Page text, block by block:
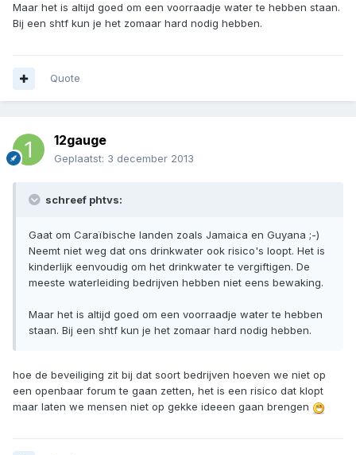
Maar het is altijd goed om een voorraadje water te hebben staan.
Bij een shtf kun je het zomaar hard nodig hebben.
Quote
12gauge
Geplaatst: 3 december 2013
schreef phtvs:
Gaat om Caraïbische landen zoals Jamaica en Guyana ;-)
Neemt niet weg dat ons drinkwater ook risico's loopt. Het is
kinderlijk eenvoudig om het drinkwater te vergiftigen. De
meeste waterleiding bedrijven hebben niet eens bewaking.
Maar het is altijd goed om een voorraadje water te hebben
staan. Bij een shtf kun je het zomaar hard nodig hebben.
hoe de beveiliging zit bij dat soort bedrijven hoeven we niet op
een openbaar forum te gaan zetten, het is een risico dat klopt
maar laten we mensen niet op gekke ideeen gaan brengen